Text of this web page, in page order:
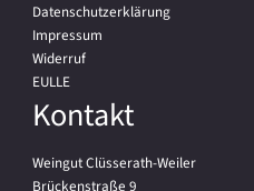
Datenschutzerklärung
Impressum
Widerruf
EULLE
Kontakt
Weingut Clüsserath-Weiler
Brückenstraße 9